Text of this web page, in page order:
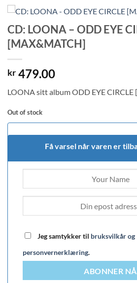
CD: LOONA – ODD EYE
[MAX&MATCH]
kr 479.00
LOONA sitt album ODD EYE
Out of stock
Få varsel når varen er
Jeg samtykker til bruksvilkår og
personvernerklæring.
ABONNER NÅ